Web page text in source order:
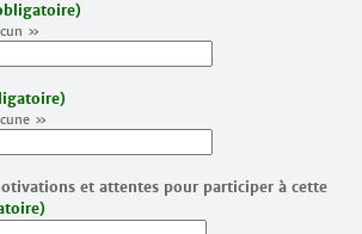
»
»
et attentes pour participer à cette